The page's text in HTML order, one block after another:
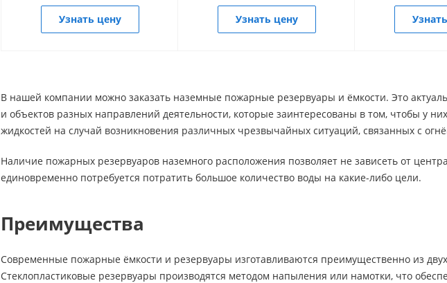
Узнать цену Узнать цену
В нашей компании можно заказать наземные пожарные резервуары и ёмкости. Это
и объектов разных направлений деятельности, которые заинтересованы в том, чтобы у
жидкостей на случай возникновения различных чрезвычайных ситуаций, связанных с
Наличие пожарных резервуаров наземного расположения позволяет не зависеть от
единовременно потребуется потратить большое количество воды на какие-либо цели.
Преимущества
Современные пожарные ёмкости и резервуары изготавливаются преимущественно из
Стеклопластиковые резервуары производятся методом напыления или намотки, что